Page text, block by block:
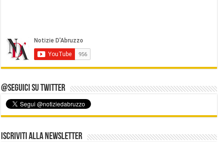
@Seguici su Twitter
Iscriviti alla Newsletter